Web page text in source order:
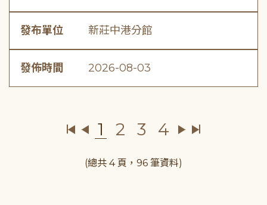
發布單位 新莊中港分館
發佈時間 2026-08-03
1 2 3 4
(總共 4 頁，96 筆資料)